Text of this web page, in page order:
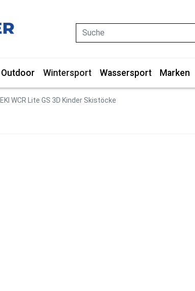
Suche
Outdoor Wintersport Wassersport Marken
LEKI WCR Lite GS 3D Kinder Skistöcke